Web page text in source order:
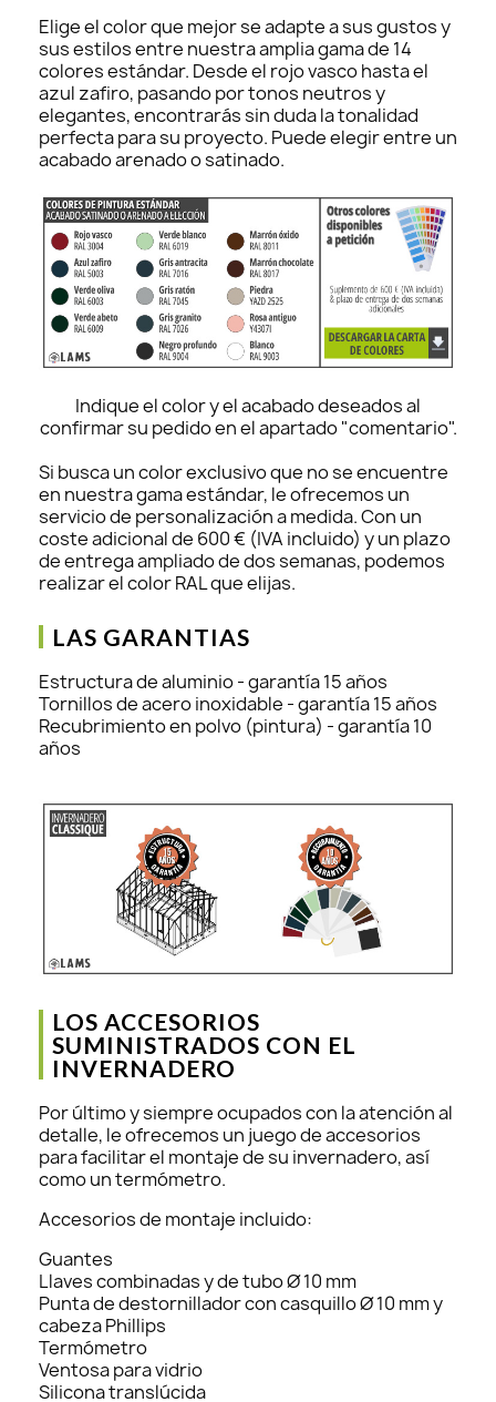
Elige el color que mejor se adapte a sus gustos y
sus estilos entre nuestra amplia gama de 14
colores estándar. Desde el rojo vasco hasta el
azul zafiro, pasando por tonos neutros y
elegantes, encontrarás sin duda la tonalidad
perfecta para su proyecto. Puede elegir entre un
acabado arenado o satinado.
Indique el color y el acabado deseados al
confirmar su pedido en el apartado "comentario".
Si busca un color exclusivo que no se encuentre
en nuestra gama estándar, le ofrecemos un
servicio de personalización a medida. Con un
coste adicional de 600 € (IVA incluido) y un plazo
de entrega ampliado de dos semanas, podemos
realizar el color RAL que elijas.
LAS GARANTIAS
Estructura de aluminio - garantía 15 años
Tornillos de acero inoxidable - garantía 15 años
Recubrimiento en polvo (pintura) - garantía 10
años
LOS ACCESORIOS
SUMINISTRADOS CON EL
INVERNADERO
Por último y siempre ocupados con la atención al
detalle, le ofrecemos un juego de accesorios
para facilitar el montaje de su invernadero, así
como un termómetro.
Accesorios de montaje incluido:
Guantes
Llaves combinadas y de tubo Ø 10 mm
Punta de destornillador con casquillo Ø 10 mm y
cabeza Phillips
Termómetro
Ventosa para vidrio
Silicona translúcida